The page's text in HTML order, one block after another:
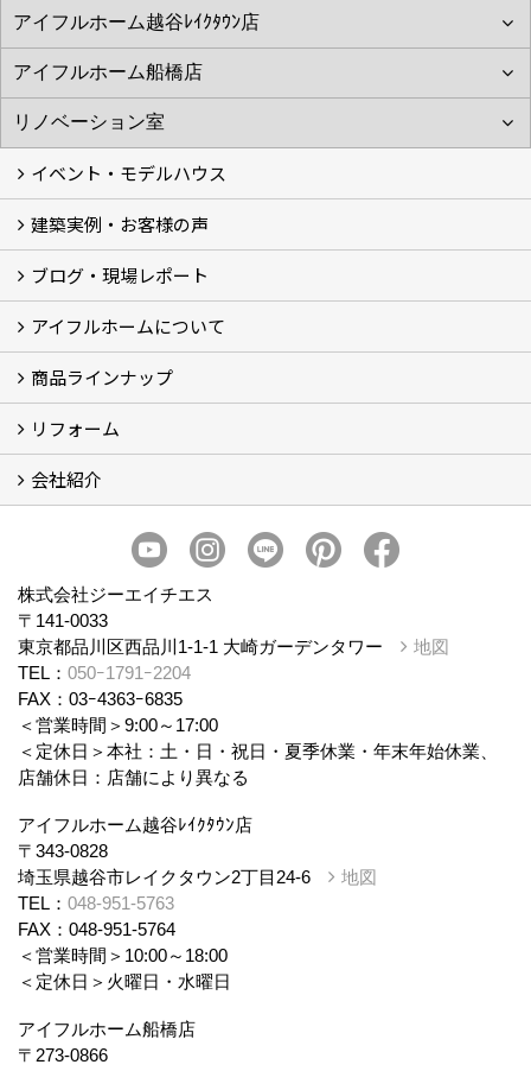
イベント・モデルハウス
イベント
モデルハウス見学
建築実例・お客様の声
建築実例
お客様の声
ブログ・現場レポート
ブログ
現場レポート
アイフルホームについて
アイフルホームについて (5)
商品ラインナップ
商品ラインナップ
リフォーム
まるごと断熱リフォーム
イベント情報
施工事例
会社紹介
スタッフ紹介
個人情報保護方針
株式会社ジーエイチエス
〒141-0033
東京都品川区西品川1-1-1 大崎ガーデンタワー
地図
TEL： 050ｰ1791ｰ2204
FAX：03ｰ4363ｰ6835
＜営業時間＞9:00～17:00
＜定休日＞本社：土・日・祝日・夏季休業・年末年始休業、
店舗休日：店舗により異なる
アイフルホーム越谷ﾚｲｸﾀｳﾝ店
〒343-0828
埼玉県越谷市レイクタウン2丁目24-6
地図
TEL： 048-951-5763
FAX：048-951-5764
＜営業時間＞10:00～18:00
＜定休日＞火曜日・水曜日
アイフルホーム船橋店
〒273-0866